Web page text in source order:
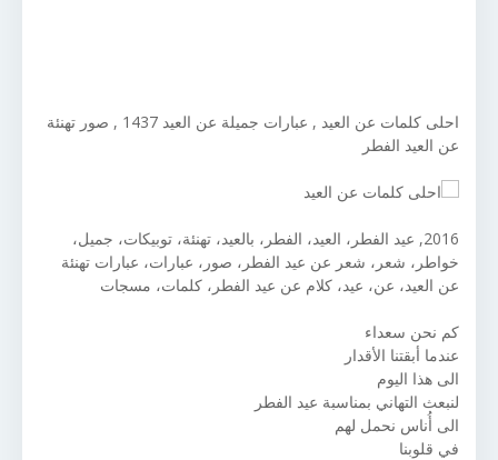
احلى كلمات عن العيد , عبارات جميلة عن العيد 1437 , صور تهنئة
عن العيد الفطر
2016, عيد الفطر، العيد، الفطر، بالعيد، تهنئة، توبيكات، جميل،
خواطر، شعر، شعر عن عيد الفطر، صور، عبارات، عبارات تهنئة
عن العيد، عن، عيد، كلام عن عيد الفطر، كلمات، مسجات
كم نحن سعداء
عندما أبقتنا الأقدار
الى هذا اليوم
لنبعث التهاني بمناسبة عيد الفطر
الى أُناس نحمل لهم
في قلوبنا